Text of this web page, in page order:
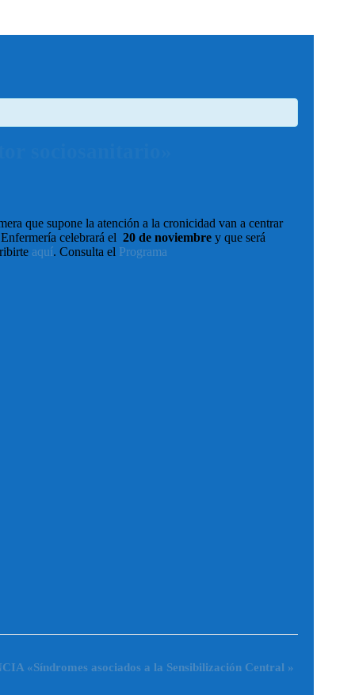
que supone la atención a la cronicidad van a centrar
celebrará el 20 de noviembre y que será
aquí. Consulta el Programa
«Síndromes asociados a la Sensibilización Central »